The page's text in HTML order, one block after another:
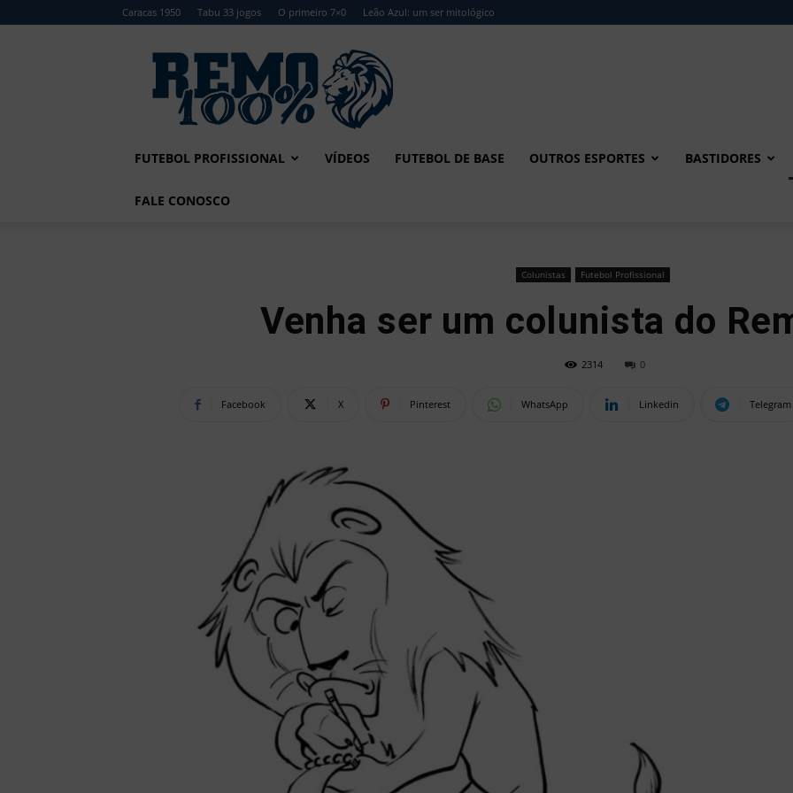
Caracas 1950 Tabu 33 jogos O primeiro 7×0 Leão Azul: um ser mitológico
Remo
FUTEBOL PROFISSIONAL VÍDEOS FUTEBOL DE BASE OUTROS ESPORTES BASTIDORES
FALE CONOSCO
Colunistas Futebol Profissional
Venha ser um colunista do
2314 0
Facebook X Pinterest WhatsApp Linkedin Telegram